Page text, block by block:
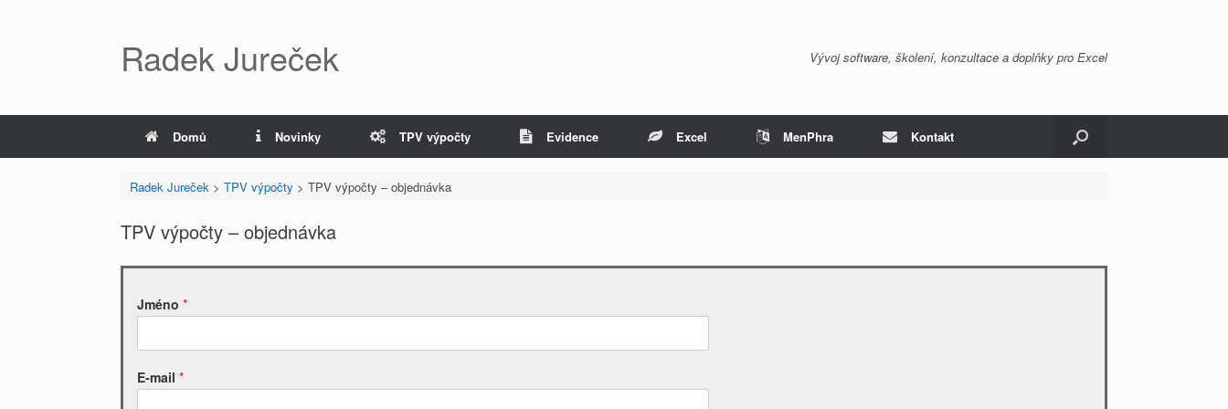
Radek Jureček Vývoj software, školení, konzultace a doplňky pro Excel
Domů Novinky TPV výpočty Evidence Excel MenPhra Kontakt
Radek Jureček > TPV výpočty > TPV výpočty – objednávka
TPV výpočty – objednávka
Jméno *
E-mail *